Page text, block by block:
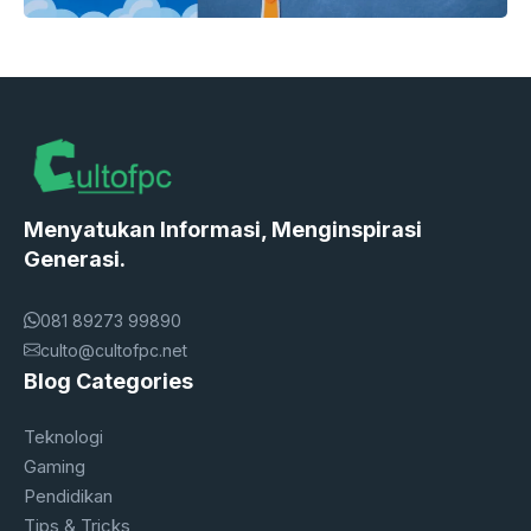
Menyatukan Informasi, Menginspirasi
Generasi.
081 89273 99890
culto@cultofpc.net
Blog Categories
Teknologi
Gaming
Pendidikan
Tips & Tricks